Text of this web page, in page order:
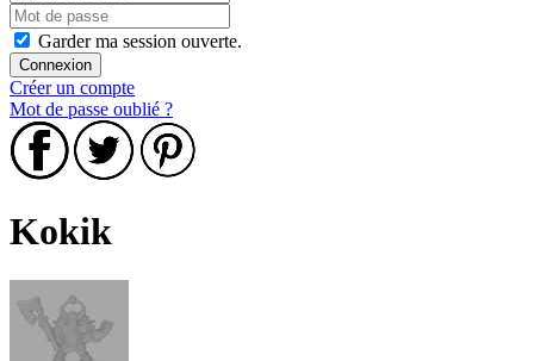
Garder ma session ouverte.
Créer un compte
Mot de passe oublié ?
Kokik